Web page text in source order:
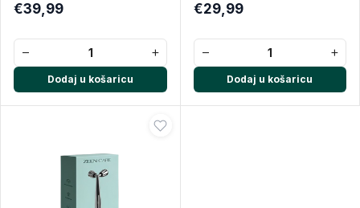
€39,99
− +
Dodaj u košaricu
€29,99
− +
Dodaj u košaricu